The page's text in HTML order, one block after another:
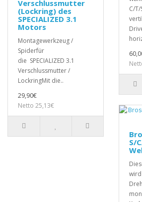
Verschlussmutter
(Lockring) des
SPECIALIZED 3.1
Motors
Montagewerkzeug /
Spiderfür
die SPECIALIZED 3.1
Verschlussmutter /
LockringMit die..
29,90€
Netto 25,13€
C/T/
S/